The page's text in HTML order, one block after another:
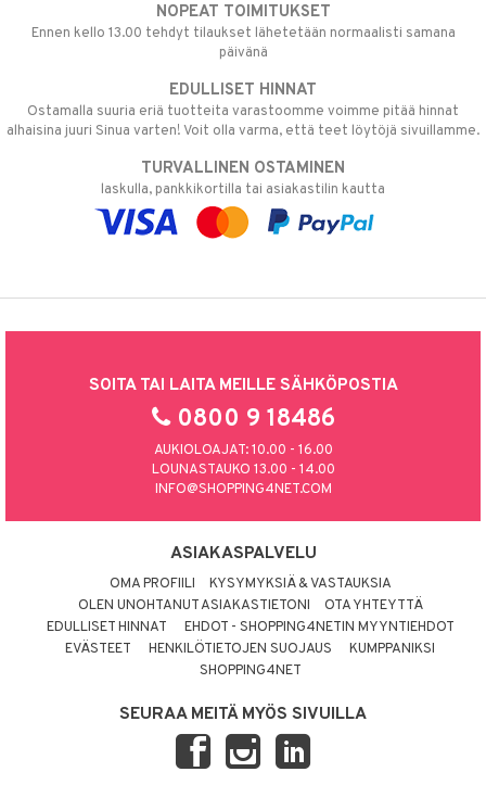
NOPEAT TOIMITUKSET
Ennen kello 13.00 tehdyt tilaukset lähetetään normaalisti samana
päivänä
EDULLISET HINNAT
Ostamalla suuria eriä tuotteita varastoomme voimme pitää hinnat
alhaisina juuri Sinua varten! Voit olla varma, että teet löytöjä sivuillamme.
TURVALLINEN OSTAMINEN
laskulla, pankkikortilla tai asiakastilin kautta
SOITA TAI LAITA MEILLE SÄHKÖPOSTIA
0800 9 18486
AUKIOLOAJAT: 10.00 - 16.00
LOUNASTAUKO 13.00 - 14.00
INFO@SHOPPING4NET.COM
ASIAKASPALVELU
OMA PROFIILI
KYSYMYKSIÄ & VASTAUKSIA
OLEN UNOHTANUT ASIAKASTIETONI
OTA YHTEYTTÄ
EDULLISET HINNAT
EHDOT - SHOPPING4NETIN MYYNTIEHDOT
EVÄSTEET
HENKILÖTIETOJEN SUOJAUS
KUMPPANIKSI
SHOPPING4NET
SEURAA MEITÄ MYÖS SIVUILLA